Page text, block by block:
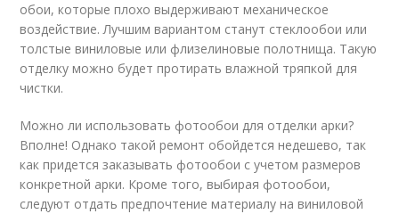
обои, которые плохо выдерживают механическое
воздействие. Лучшим вариантом станут стеклообои или
толстые виниловые или флизелиновые полотнища. Такую
отделку можно будет протирать влажной тряпкой для
чистки.
Можно ли использовать фотообои для отделки арки?
Вполне! Однако такой ремонт обойдется недешево, так
как придется заказывать фотообои с учетом размеров
конкретной арки. Кроме того, выбирая фотообои,
следуют отдать предпочтение материалу на виниловой